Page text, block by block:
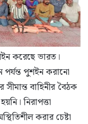
করেছে ভারত।
পুশইন করানো
বাহিনীর বৈঠক
নিরাপত্তা
করার চেষ্টা